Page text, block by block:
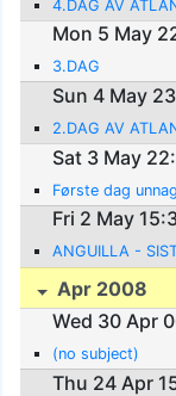
4.DAG AV
Mon 5 May
3.DAG
Sun 4 May
2.DAG AV
Sat 3 May
Første dag
Fri 2 May
ANGUILLA -
Apr 2008
Wed 30 Apr
(no subject)
Thu 24 Apr